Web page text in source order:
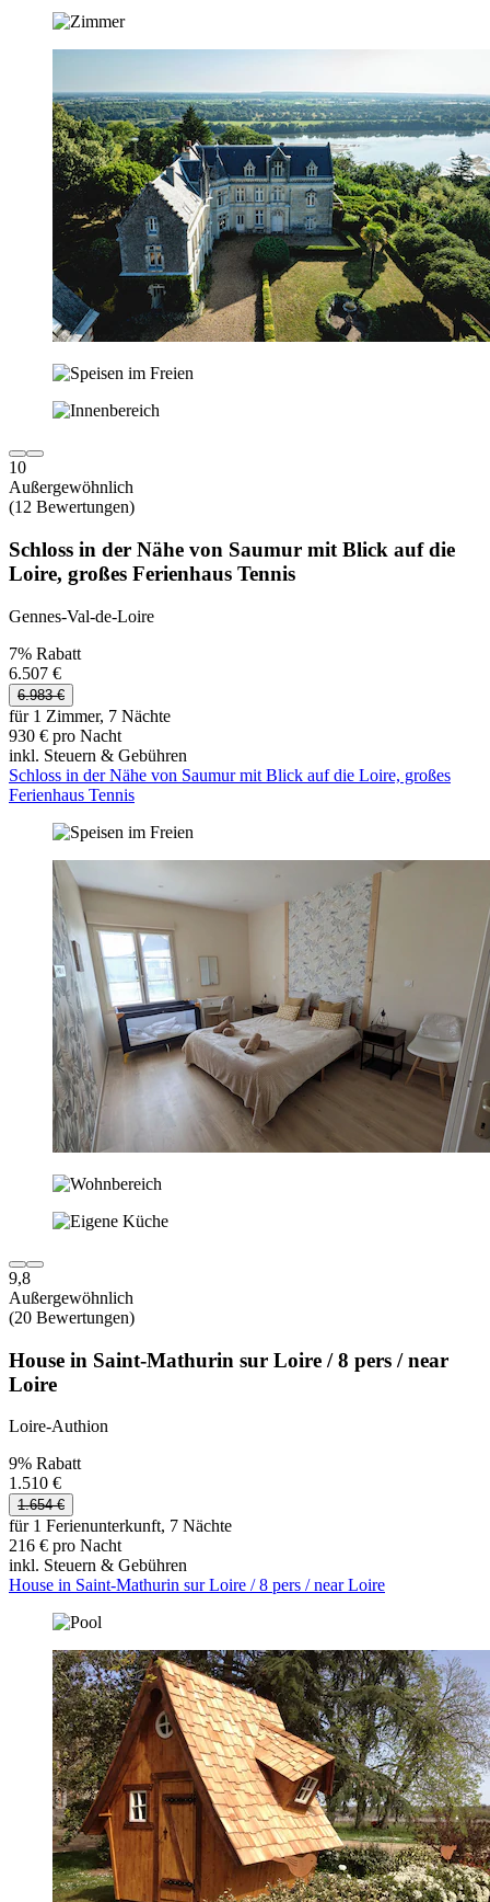
10
Außergewöhnlich
(12 Bewertungen)
Schloss in der Nähe von Saumur mit Blick auf die
Loire, großes Ferienhaus Tennis
Gennes-Val-de-Loire
7% Rabatt
6.507 €
6.983 €
für 1 Zimmer, 7 Nächte
930 € pro Nacht
inkl. Steuern & Gebühren
Schloss in der Nähe von Saumur mit Blick auf die Loire, großes
Ferienhaus Tennis
9,8
Außergewöhnlich
(20 Bewertungen)
House in Saint-Mathurin sur Loire / 8 pers / near
Loire
Loire-Authion
9% Rabatt
1.510 €
1.654 €
für 1 Ferienunterkunft, 7 Nächte
216 € pro Nacht
inkl. Steuern & Gebühren
House in Saint-Mathurin sur Loire / 8 pers / near Loire